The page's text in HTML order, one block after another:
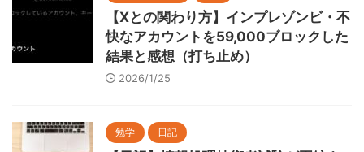
【Xとの関わり方】インプレゾンビ・不
快なアカウントを59,000ブロックした
結果と感想（打ち止め）
2026/1/25
勉学 日記